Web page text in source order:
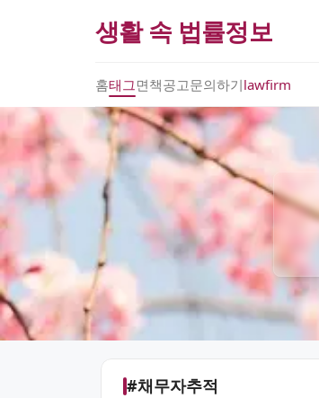
생활 속 법률정보
홈태그면책공고문의하기lawfirm
#채무자추적